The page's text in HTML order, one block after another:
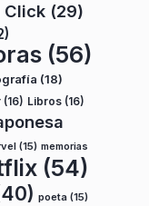
Click (29)
(56)
(18)
(16) Libros (16)
(15) memorias
(54)
poeta (15)